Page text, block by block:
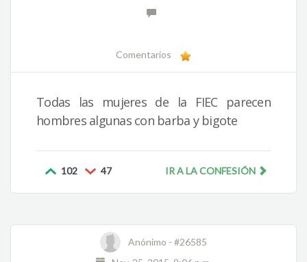
Comentarios
Todas las mujeres de la FIEC parecen
hombres algunas con barba y bigote
102 47 IR A LA CONFESIÓN
Anónimo - #26585